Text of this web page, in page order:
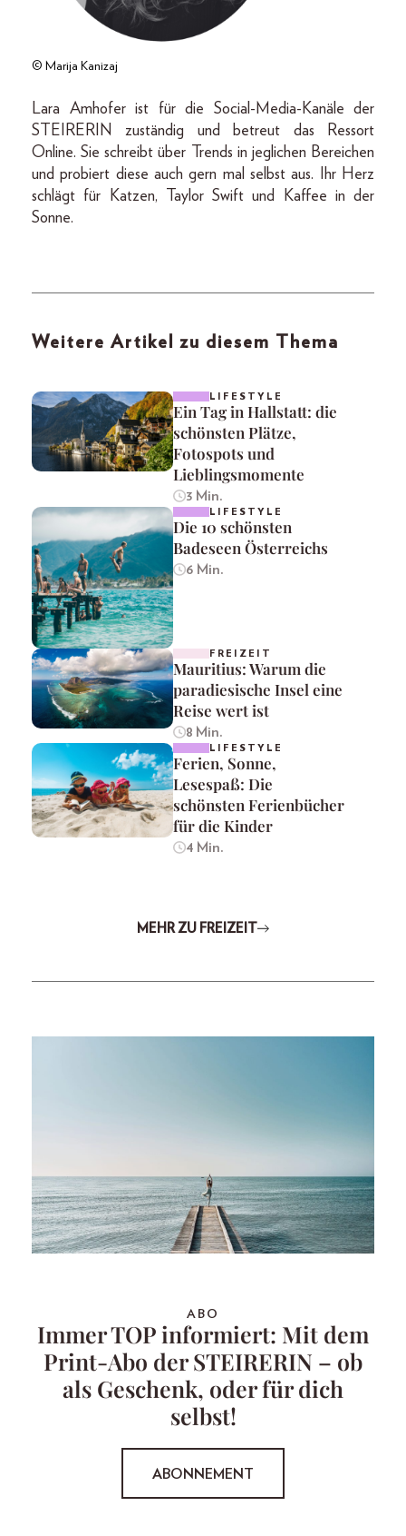
© Marija Kanizaj
Lara Amhofer ist für die Social-Media-Kanäle der
STEIRERIN zuständig und betreut das Ressort
Online. Sie schreibt über Trends in jeglichen Bereichen
und probiert diese auch gern mal selbst aus. Ihr Herz
schlägt für Katzen, Taylor Swift und Kaffee in der
Sonne.
Weitere Artikel zu diesem Thema
LIFESTYLE
Ein Tag in Hallstatt: die
schönsten Plätze,
Fotospots und
Lieblingsmomente
3 Min.
LIFESTYLE
Die 10 schönsten
Badeseen Österreichs
6 Min.
FREIZEIT
Mauritius: Warum die
paradiesische Insel eine
Reise wert ist
8 Min.
LIFESTYLE
Ferien, Sonne,
Lesespaß: Die
schönsten Ferienbücher
für die Kinder
4 Min.
MEHR ZU FREIZEIT
ABO
Immer TOP informiert: Mit dem
Print-Abo der STEIRERIN – ob
als Geschenk, oder für dich
selbst!
ABONNEMENT